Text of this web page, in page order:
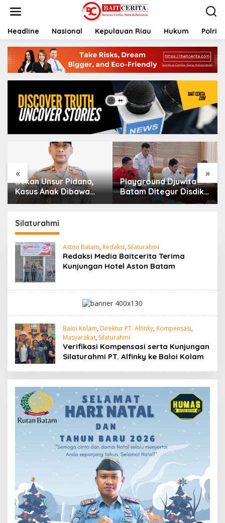
t
Headline Nasional Kepulauan Riau Hukum Polri
« »
Bukan Unsur Pidana,
Kasus Anak Dibawa
Tanpa Izin di Lubuk
Playground Djuwita
Batam Ditegur Disdik,
Komisi IV DPRD
Silaturahmi
Aston Batam, Redaksi, Silaturahmi
Redaksi Media Baitcerita Terima
Kunjungan Hotel Aston Batam
Baloi Kolam, Direktur PT. Alfinky, Kompensasi,
Masyarakat, Silaturahmi
Verifikasi Kompensasi serta Kunjungan
Silaturahmi PT. Alfinky ke Baloi Kolam